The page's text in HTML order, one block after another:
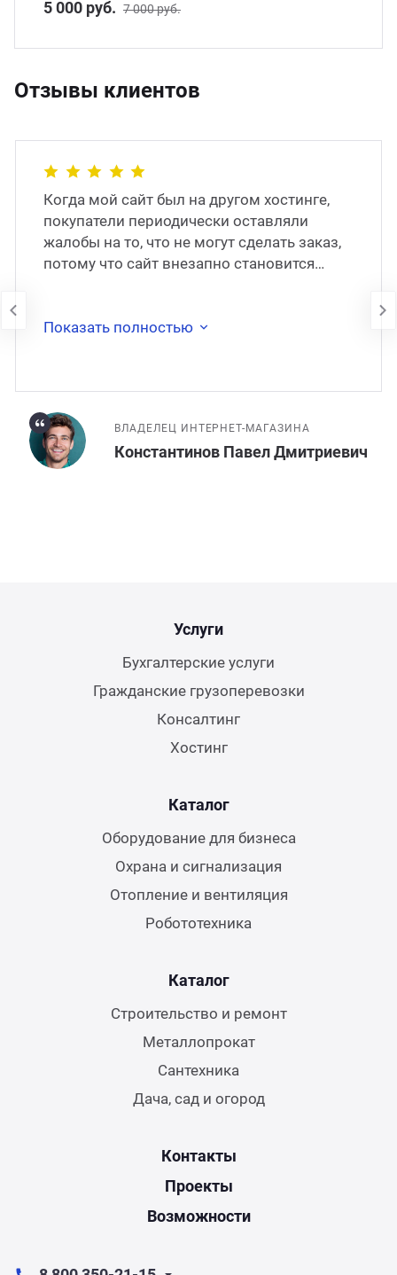
5 000 руб. 7 000 руб.
Отзывы клиентов
Когда мой сайт был на другом хостинге,
покупатели периодически оставляли
жалобы на то, что не могут сделать заказ,
потому что сайт внезапно становится
Показать полностью
ВЛАДЕЛЕЦ ИНТЕРНЕТ-МАГАЗИНА
Константинов Павел Дмитриевич
Услуги
Бухгалтерские услуги
Гражданские грузоперевозки
Консалтинг
Хостинг
Каталог
Оборудование для бизнеса
Охрана и сигнализация
Отопление и вентиляция
Робототехника
Каталог
Строительство и ремонт
Металлопрокат
Сантехника
Дача, сад и огород
Контакты
Проекты
Возможности